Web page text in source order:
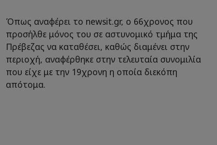
Όπως αναφέρει το newsit.gr, o 66χρονος που
προσήλθε μόνος του σε αστυνομικό τμήμα της
Πρέβεζας να καταθέσει, καθώς διαμένει στην
περιοχή, αναφέρθηκε στην τελευταία συνομιλία
που είχε με την 19χρονη η οποία διεκόπη
απότομα.